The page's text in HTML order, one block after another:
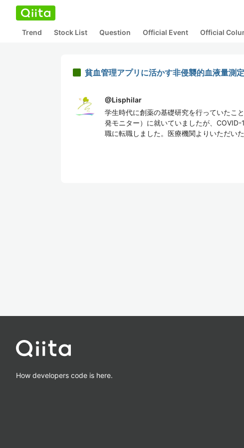
Trend Stock List Question Official Event Official
貧血管理アプリに活かす非侵襲的血液量測
@Lisphilar
学生時代に創薬の基礎研究を行っていたこ
発モニター）に就いていましたが、
職に転職しました。医療機関よりいただい
How developers code is here.